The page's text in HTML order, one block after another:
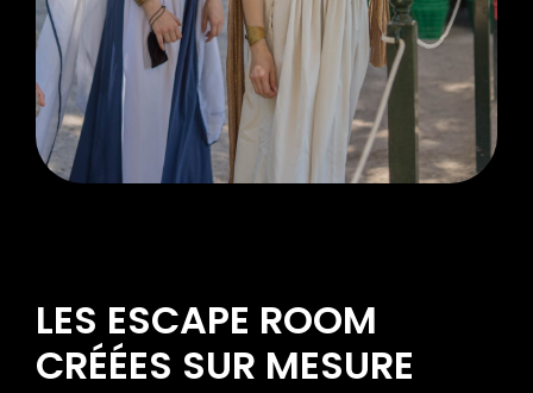
LES ESCAPE ROOM
CRÉÉES SUR MESURE